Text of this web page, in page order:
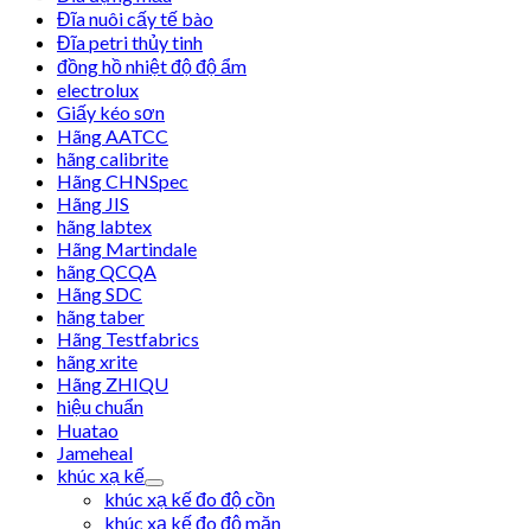
Đĩa nuôi cấy tế bào
Đĩa petri thủy tinh
đồng hồ nhiệt độ độ ẩm
electrolux
Giấy kéo sơn
Hãng AATCC
hãng calibrite
Hãng CHNSpec
Hãng JIS
hãng labtex
Hãng Martindale
hãng QCQA
Hãng SDC
hãng taber
Hãng Testfabrics
hãng xrite
Hãng ZHIQU
hiệu chuẩn
Huatao
Jameheal
khúc xạ kế
khúc xạ kế đo độ cồn
khúc xạ kế đo độ mặn